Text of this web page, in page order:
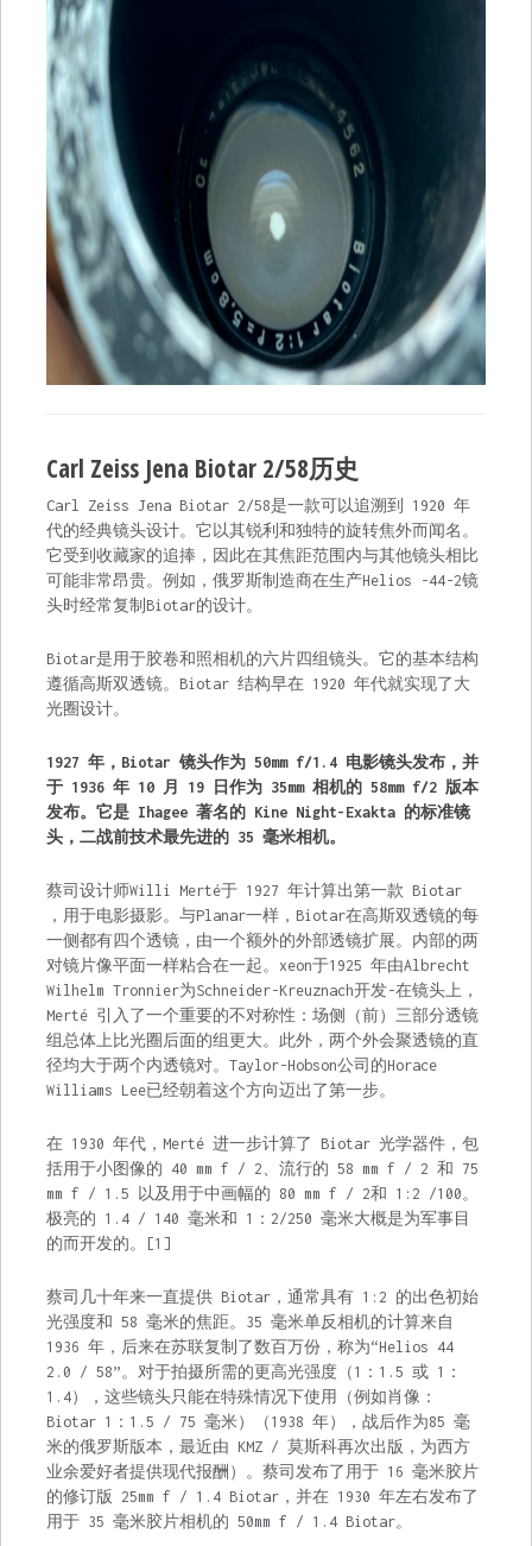
Carl Zeiss Jena Biotar 2/58历史
Carl Zeiss Jena Biotar 2/58是一款可以追溯到 1920 年
代的经典镜头设计。它以其锐利和独特的旋转焦外而闻名。
它受到收藏家的追捧，因此在其焦距范围内与其他镜头相比
可能非常昂贵。例如，俄罗斯制造商在生产Helios -44-2镜
头时经常复制Biotar的设计。
Biotar是用于胶卷和照相机的六片四组镜头。它的基本结构
遵循高斯双透镜。Biotar 结构早在 1920 年代就实现了大
光圈设计。
1927 年，Biotar 镜头作为 50mm f/1.4 电影镜头发布，并
于 1936 年 10 月 19 日作为 35mm 相机的 58mm f/2 版本
发布。它是 Ihagee 著名的 Kine Night-Exakta 的标准镜
头，二战前技术最先进的 35 毫米相机。
蔡司设计师Willi Merté于 1927 年计算出第一款 Biotar
，用于电影摄影。与Planar一样，Biotar在高斯双透镜的每
一侧都有四个透镜，由一个额外的外部透镜扩展。内部的两
对镜片像平面一样粘合在一起。xeon于1925 年由Albrecht
Wilhelm Tronnier为Schneider-Kreuznach开发-在镜头上，
Merté 引入了一个重要的不对称性：场侧（前）三部分透镜
组总体上比光圈后面的组更大。此外，两个外会聚透镜的直
径均大于两个内透镜对。Taylor-Hobson公司的Horace
Williams Lee已经朝着这个方向迈出了第一步。
在 1930 年代，Merté 进一步计算了 Biotar 光学器件，包
括用于小图像的 40 mm f / 2、流行的 58 mm f / 2 和 75
mm f / 1.5 以及用于中画幅的 80 mm f / 2和 1:2 /100。
极亮的 1.4 / 140 毫米和 1：2/250 毫米大概是为军事目
的而开发的。[1]
蔡司几十年来一直提供 Biotar，通常具有 1:2 的出色初始
光强度和 58 毫米的焦距。35 毫米单反相机的计算来自
1936 年，后来在苏联复制了数百万份，称为“Helios 44
2.0 / 58”。对于拍摄所需的更高光强度（1：1.5 或 1：
1.4），这些镜头只能在特殊情况下使用（例如肖像：
Biotar 1：1.5 / 75 毫米）（1938 年），战后作为85 毫
米的俄罗斯版本，最近由 KMZ / 莫斯科再次出版，为西方
业余爱好者提供现代报酬）。蔡司发布了用于 16 毫米胶片
的修订版 25mm f / 1.4 Biotar，并在 1930 年左右发布了
用于 35 毫米胶片相机的 50mm f / 1.4 Biotar。